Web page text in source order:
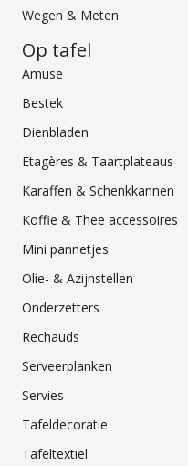
Wegen & Meten
Op tafel
Amuse
Bestek
Dienbladen
Etagères & Taartplateaus
Karaffen & Schenkkannen
Koffie & Thee accessoires
Mini pannetjes
Olie- & Azijnstellen
Onderzetters
Rechauds
Serveerplanken
Servies
Tafeldecoratie
Tafeltextiel